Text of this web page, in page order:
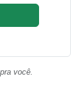
você.